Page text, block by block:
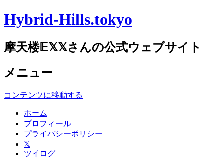
Hybrid-Hills.tokyo
摩天楼𝔼𝕏𝕏さんの公式ウェブサイト
メニュー
コンテンツに移動する
ホーム
プロフィール
プライバシーポリシー
𝕏
ツイログ